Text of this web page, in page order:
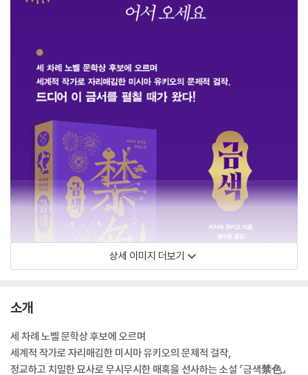
상세 이미지 더보기
소개
세 차례 노벨 문학상 후보에 오르며
세계적 작가로 자리매김한 미시마 유키오의 문제적 걸작,
정교하고 치밀한 묘사로 무시무시한 매혹을 선사하는 소설 『금색禁色』